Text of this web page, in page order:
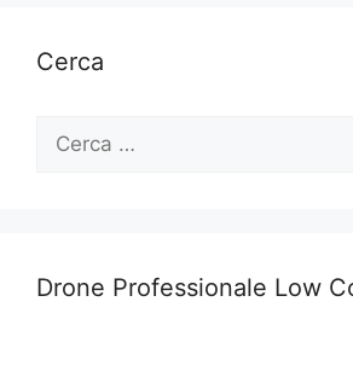
Cerca
Ricerca
Drone Professionale Low